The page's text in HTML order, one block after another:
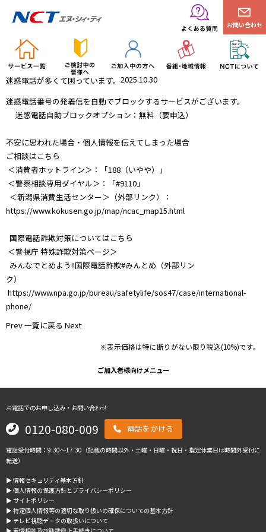
お問い合わせ
迷惑電話が多くて困っています。 2025.10.30
迷惑電話番号の発着信を自動でブロックするサービスがございます。
迷惑電話自動ブロックオプション：無料（要申込）
不安に思われた場合・個人情報を伝えてしまった場合
ご相談はこちら
＜消費者ホットライン＞：「188（いやや）」
＜警察相談専用ダイヤル＞：「#9110」
＜新潟県消費生活センター＞（外部リンク）：
https://www.kokusen.go.jp/map/ncac_map15.html
国際電話詐欺対策についてはこちら
＜警視庁 特殊詐欺対策ページ＞
みんなでとめよう!!国際電話詐欺#みんとめ（外部リン
ク）
https://www.npa.go.jp/bureau/safetylife/sos47/case/international-
phone/
Prev一覧に戻る Next
※表示価格は特に断りがない限り税込(10%)です。
ご加入者様向けメニュー
お電話でのお申し込み・お問い合わせ
0120-080-009 電話をかける
電話受付時間：9:30～17:30（記載の時間以外・土曜・日曜・祝日・指定休業日は時間外受付に
転送）
▶︎ 情報セキュリティ基本方針
▶︎ 個人情報の保護方針とプライバシーポリシー
▶︎ サイトポリシー
▶︎ 特定個人情報等の適切な取り扱いの確保についての基本方針
▶︎ テレビ視聴データの取扱いについて